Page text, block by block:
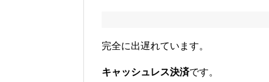
完全に出遅れています。
キャッシュレス決済です。